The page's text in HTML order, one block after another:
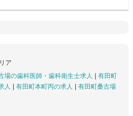
ア
場の歯科医師・歯科衛生士求人
有田町
人 有田町本町丙の求人
有田町桑古場